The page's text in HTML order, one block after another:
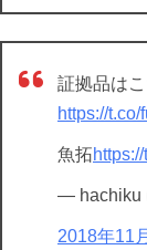
証拠品は
https://
魚拓
— hachiku
2018年11